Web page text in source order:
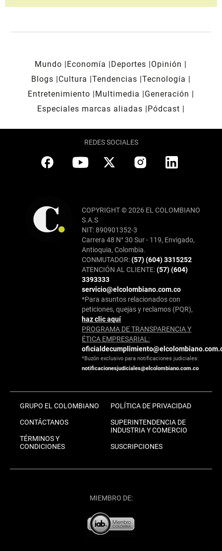
Mundo Economía Deportes
Opinión
Blogs
Cultura Tendencias Tecnología
Entretenimiento
Multimedia
Generación
Especiales marcas aliadas
Pódcast
REDES SOCIALES
COPYRIGHT © 2026 EL COLOMBIANO
S.A.S
NIT: 890901352-3
Carrera 48 N° 30 Sur - 119, Envigado,
Antioquia, Colombia.
CONMUTADOR:(57) (604) 3315252
ATENCIÓN AL CLIENTE:(57) (604)
3393333
servicio@elcolombiano.com.co
*Para asuntos relacionados con
peticiones, quejas y reclamos (PQR),
haz clic aquí
PROGRAMA DE TRANSPARENCIA Y
ÉTICA EMPRESARIAL:
*Buzón exclusivo para notificaciones judiciales:
notificacionesjudiciales@elcolombiano.com.co
GRUPO EL COLOMBIANO
CONTÁCTANOS
TÉRMINOS Y
CONDICIONES
POLÍTICA DE PRIVACIDAD
SUPERINTENDENCIA DE
INDUSTRIA Y COMERCIO
SUSCRIPCIONES
MIEMBRO DE: